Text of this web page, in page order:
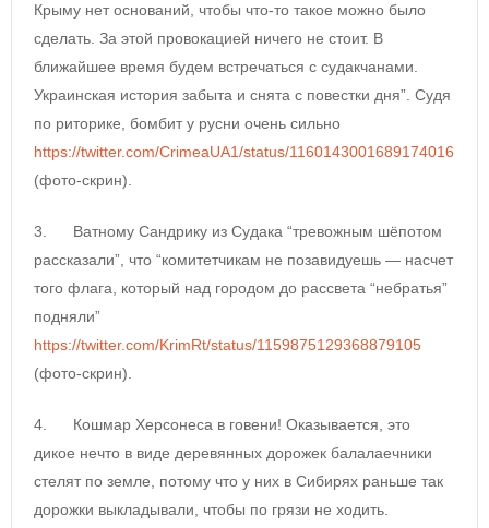
Крыму нет оснований, чтобы что-то такое можно было
сделать. За этой провокацией ничего не стоит. В
ближайшее время будем встречаться с судакчанами.
Украинская история забыта и снята с повестки дня”. Судя
по риторике, бомбит у русни очень сильно
https://twitter.com/CrimeaUA1/status/1160143001689174016
(фото-скрин).
3. Ватному Сандрику из Судака “тревожным шёпотом
рассказали”, что “комитетчикам не позавидуешь — насчет
того флага, который над городом до рассвета “небратья”
подняли”
https://twitter.com/KrimRt/status/1159875129368879105
(фото-скрин).
4. Кошмар Херсонеса в говени! Оказывается, это
дикое нечто в виде деревянных дорожек балалаечники
стелят по земле, потому что у них в Сибирях раньше так
дорожки выкладывали, чтобы по грязи не ходить.